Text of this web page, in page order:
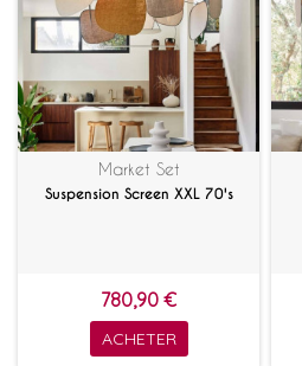
Market Set
Suspension Screen XXL 70's
780,90 €
ACHETER